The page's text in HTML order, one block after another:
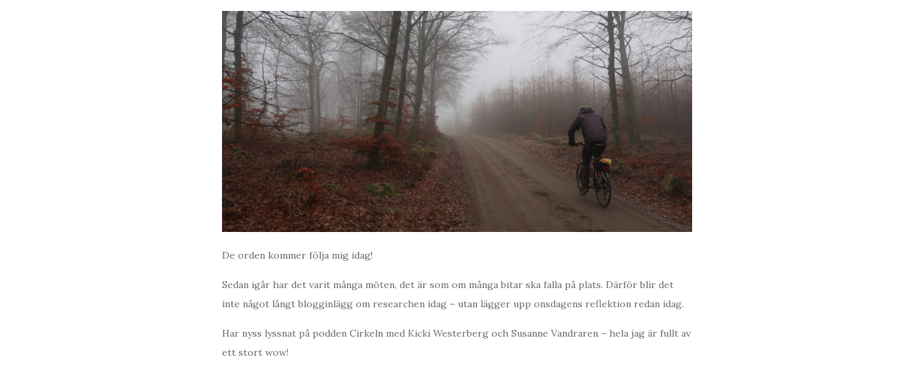
De orden kommer följa mig idag!
Sedan igår har det varit många möten, det är som om många bitar ska falla på plats. Därför blir det
inte något långt blogginlägg om researchen idag – utan lägger upp onsdagens reflektion redan idag.
Har nyss lyssnat på podden Cirkeln med Kicki Westerberg och Susanne Vandraren – hela jag är fullt av
ett stort wow!